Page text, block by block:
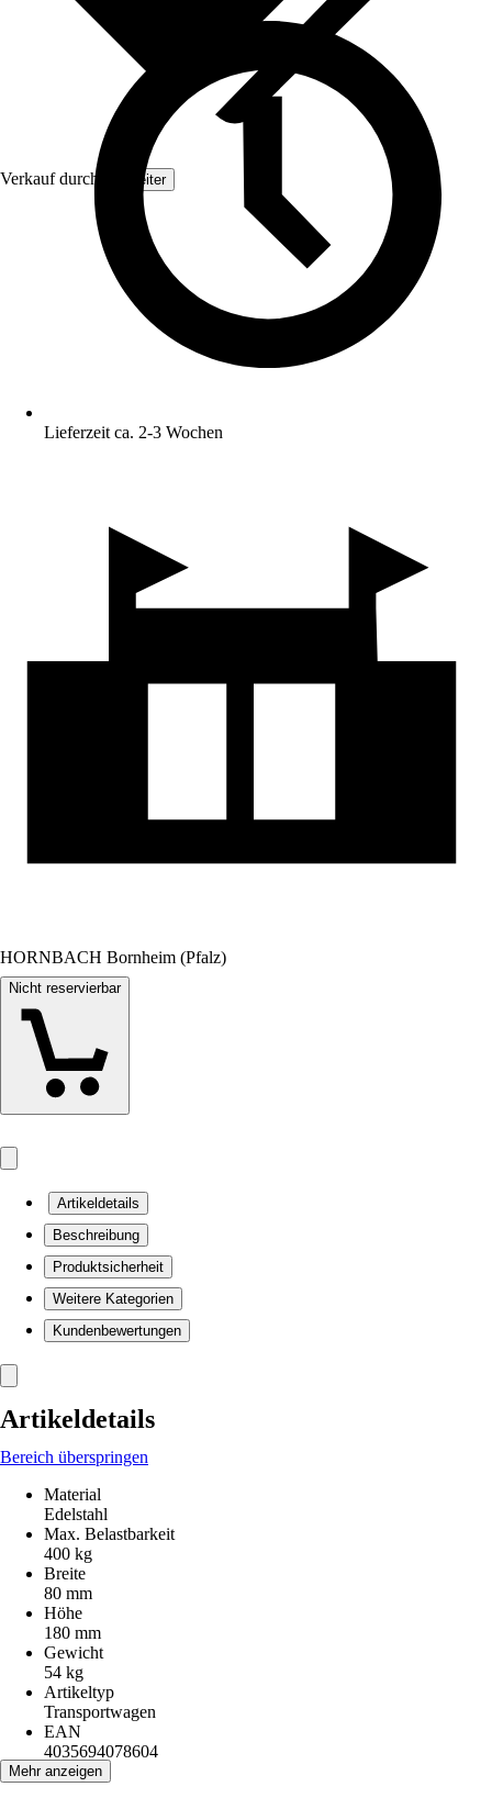
Verkauf durch: Topleiter
Lieferzeit ca. 2-3 Wochen
HORNBACH Bornheim (Pfalz)
Nicht reservierbar
Artikeldetails
Beschreibung
Produktsicherheit
Weitere Kategorien
Kundenbewertungen
Artikeldetails
Bereich überspringen
Material
Edelstahl
Max. Belastbarkeit
400 kg
Breite
80 mm
Höhe
180 mm
Gewicht
54 kg
Artikeltyp
Transportwagen
EAN
4035694078604
Mehr anzeigen